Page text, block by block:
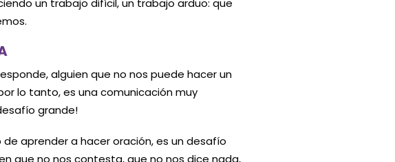
un trabajo difícil, un trabajo arduo: que
alguien que no nos puede hacer un
lo tanto, es una comunicación muy
grande!
aprender a hacer oración, es un desafío
que no nos contesta, que no nos dice nada,